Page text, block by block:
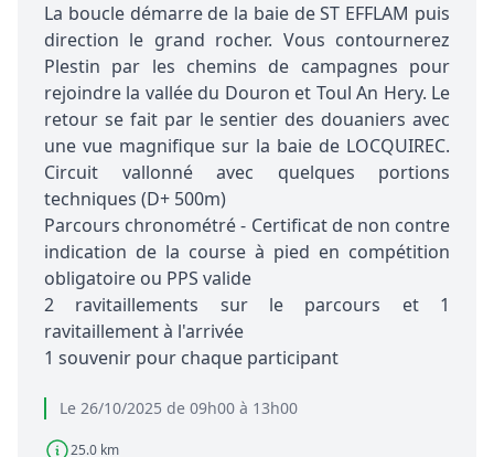
Le 26/10/2025 de 09h00 à 13h00
25.0 km
La boucle démarre de la baie de ST EFFLAM puis
direction le grand rocher. Vous contournerez
Plestin par les chemins de campagnes pour
rejoindre la vallée du Douron et Toul An Hery. Le
retour se fait par le sentier des douaniers avec
une vue magnifique sur la baie de LOCQUIREC.
Circuit vallonné avec quelques portions
techniques (D+ 500m)
Parcours chronométré - Certificat de non contre
indication de la course à pied en compétition
obligatoire ou PPS valide
2 ravitaillements sur le parcours et 1
ravitaillement à l'arrivée
1 souvenir pour chaque participant